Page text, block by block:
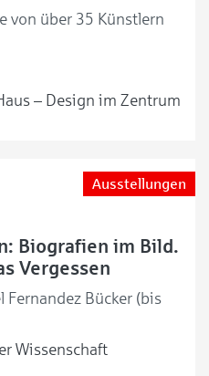
von über 35 Künstlern
– Design im Zentrum
Ausstellungen
Biografien im Bild.
Vergessen
Bücker (bis
Wissenschaft